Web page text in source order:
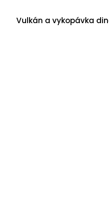
Vulkán a vykopávka